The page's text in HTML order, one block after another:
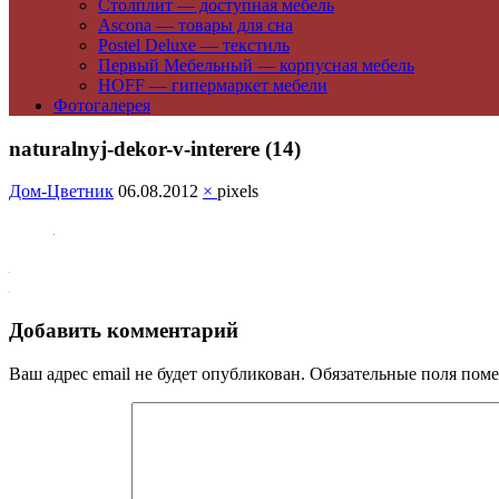
Столплит — доступная мебель
Ascona — товары для сна
Postel Deluxe — текстиль
Первый Мебельный — корпусная мебель
HOFF — гипермаркет мебели
Фотогалерея
naturalnyj-dekor-v-interere (14)
Дом-Цветник 06.08.2012 × pixels
Добавить комментарий
Ваш адрес email не будет опубликован. Обязательные поля